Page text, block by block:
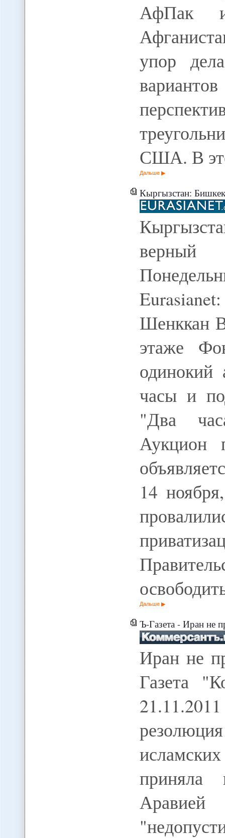
АфПак
упор
США. В
Дальше
Кыргызстан: Бишкек
Шенккан
этаже
одинокий
часы и
"Два
Аукцион
14
Дальше
Ъ-Газета - Иран не
Иран не
Газета
приняла